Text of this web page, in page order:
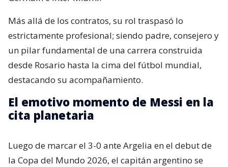
Más allá de los contratos, su rol traspasó lo
estrictamente profesional; siendo padre, consejero y
un pilar fundamental de una carrera construida
desde Rosario hasta la cima del fútbol mundial,
destacando su acompañamiento.
El emotivo momento de Messi en la
cita planetaria
Luego de marcar el 3-0 ante Argelia en el debut de
la Copa del Mundo 2026, el capitán argentino se